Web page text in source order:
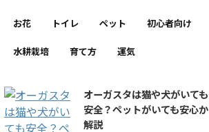
お花 トイレ ペット 初心者向け
水耕栽培 育て方 運気
オーガスタは猫や犬がいても
安全？ペットがいても安心か
解説